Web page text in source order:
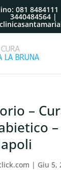
081 8484111
3440484564 |
–
| Giu 5,